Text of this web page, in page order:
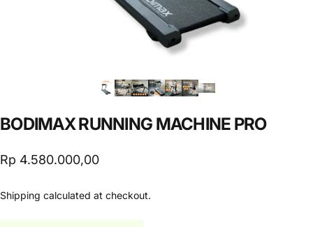
BODIMAXRUNNING MACHINE PRO
Rp 4.580.000,00
Shipping calculated at checkout.